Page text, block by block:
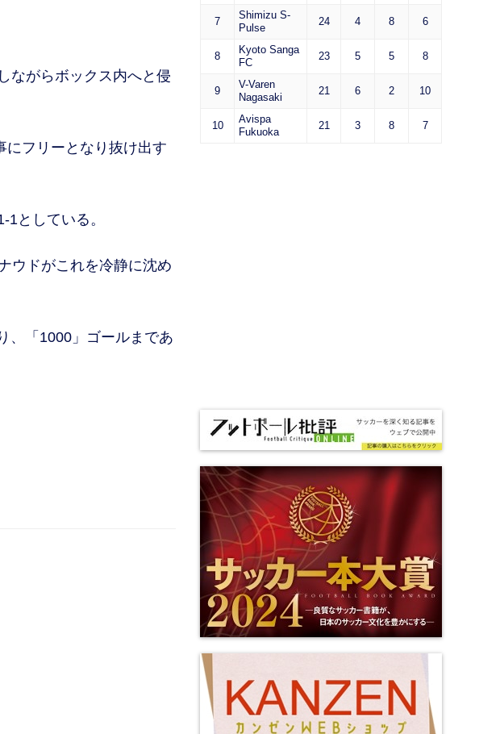
ながらボックス内へと侵
フリーとなり抜け出す
としている。
ウドがこれを冷静に沈め
、「1000」ゴールまであ
7
Shimizu S-
Pulse
24 4 8 6
8
Kyoto Sanga
FC
23 5 5 8
9
V-Varen
Nagasaki
21 6 2 10
10
Avispa
Fukuoka
21 3 8 7